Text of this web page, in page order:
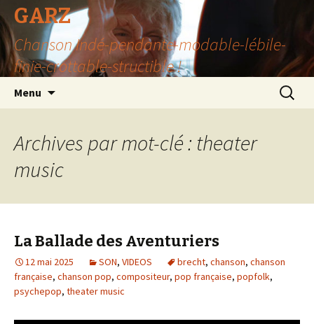
GARZ
Chanson Indé-pendante-modable-lébile-
finie-crottable-structible !
Menu
Archives par mot-clé : theater
music
La Ballade des Aventuriers
12 mai 2025 SON, VIDEOS brecht, chanson, chanson
française, chanson pop, compositeur, pop française, popfolk,
psychepop, theater music